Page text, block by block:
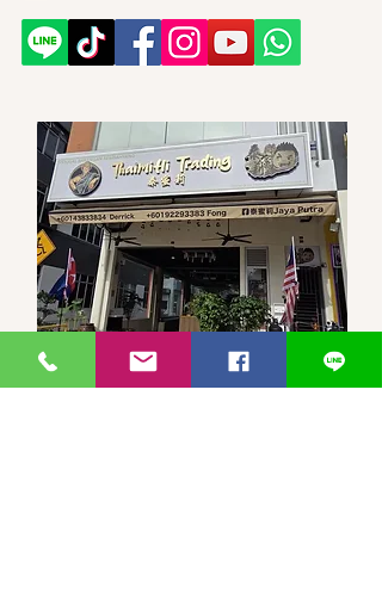
馬來西亞-新山-分行 泰蜜莉JP